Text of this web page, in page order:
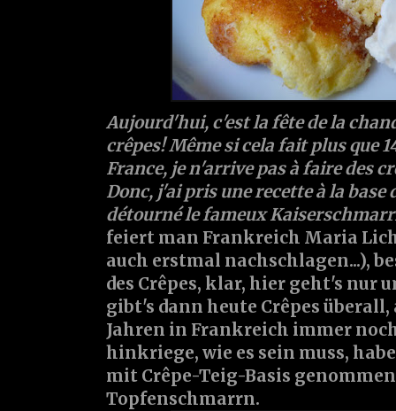
Aujourd'hui, c'est la fête de la
crêpes! Même si cela fait plus que
France, je n'arrive pas à faire des
Donc, j'ai pris une recette à la base
détourné le fameux
feiert man Frankreich Maria
auch erstmal nachschlagen...),
des Crêpes, klar, hier geht's nur
gibt's dann heute Crêpes überall,
Jahren in Frankreich immer
hinkriege, wie es sein muss,
mit Crêpe-Teig-Basis
Topfenschmarrn.